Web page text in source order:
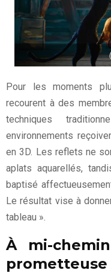
Pour les moments
recourent à des
techniques
environnements
en 3D. Les reflets ne
aplats aquarellés,
baptisé
Le résultat vise à
tableau ».
À mi-
prometteuse